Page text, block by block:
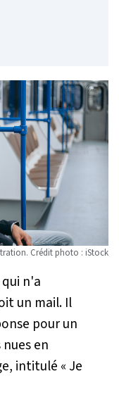
Crédit photo : iStock
n'a
un mail. Il
pour un
en
intitulé « Je